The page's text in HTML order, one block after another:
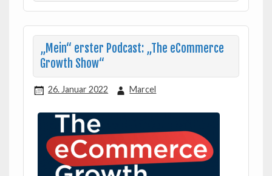
„Mein“ erster Podcast: „The eCommerce
Growth Show“
26. Januar 2022 Marcel